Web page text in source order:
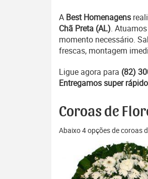
A Best Homenagens
Chã Preta (AL).
momento necessário.
frescas, montagem
Ligue agora para (82)
Entregamos super rápido
Coroas de
Abaixo 4 opções de coroas